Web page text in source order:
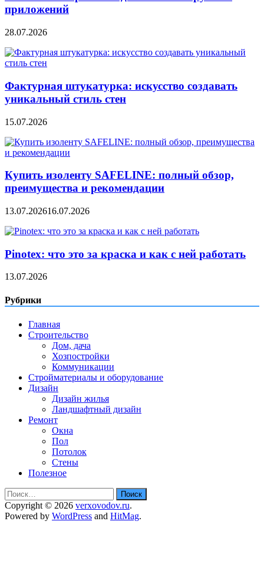
приложений
28.07.2026
Фактурная штукатурка: искусство создавать
уникальный стиль стен
15.07.2026
Купить изоленту SAFELINE: полный обзор,
преимущества и рекомендации
13.07.202616.07.2026
Pinotex: что это за краска и как с ней работать
13.07.2026
Рубрики
Главная
Строительство
Дом, дача
Хозпостройки
Коммуникации
Стройматериалы и оборудование
Дизайн
Дизайн жилья
Ландшафтный дизайн
Ремонт
Окна
Пол
Потолок
Стены
Полезное
Найти:
Copyright © 2026 verxovodov.ru.
Powered by WordPress and HitMag.